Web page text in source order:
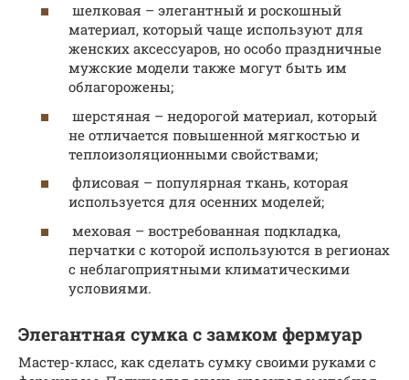
шелковая – элегантный и роскошный
материал, который чаще используют для
женских аксессуаров, но особо праздничные
мужские модели также могут быть им
облагорожены;
шерстяная – недорогой материал, который
не отличается повышенной мягкостью и
теплоизоляционными свойствами;
флисовая – популярная ткань, которая
используется для осенних моделей;
меховая – востребованная подкладка,
перчатки с которой используются в регионах
с неблагоприятными климатическими
условиями.
Элегантная сумка с замком фермуар
Мастер-класс, как сделать сумку своими руками с